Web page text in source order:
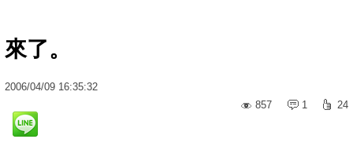
來了。
2006/04/09 16:35:32
857
1 24